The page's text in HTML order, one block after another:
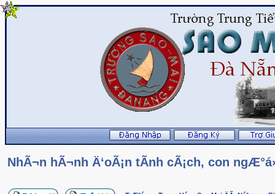
NhÃ¬n hÃ¬nh Ä‘oÃ¡n tÃ­nh cÃ¡ch, con